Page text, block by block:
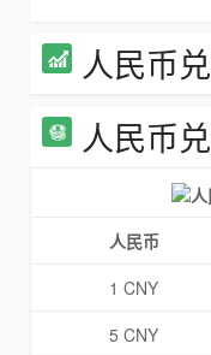
人民币
人民币
人民币
1 CNY
5 CNY